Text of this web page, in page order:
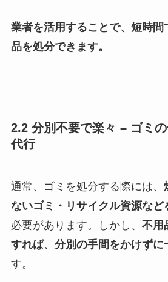
業者を活用することで、短時間
品を処分できます。
2.2 分別不要で楽々 – ゴミ
代行
通常、ゴミを処分する際には、
ないゴミ・リサイクル資源など
必要があります。しかし、 不用
すれば、分別の手間をかけずに
す。